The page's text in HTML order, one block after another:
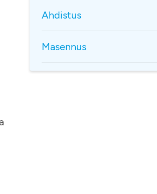
Ahdistus
Masennus